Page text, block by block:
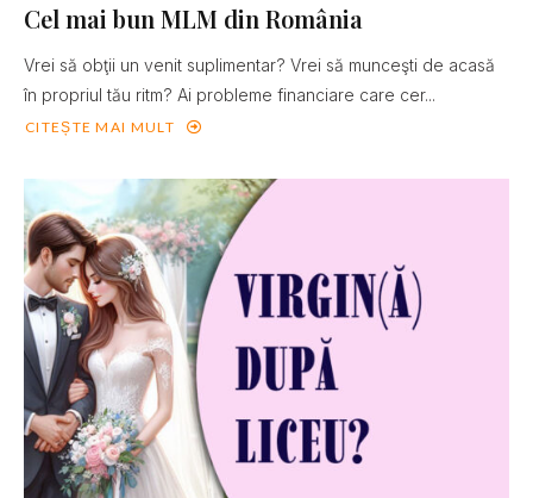
Cel mai bun MLM din România
Vrei să obţii un venit suplimentar? Vrei să munceşti de acasă
în propriul tău ritm? Ai probleme financiare care cer...
CITEȘTE MAI MULT